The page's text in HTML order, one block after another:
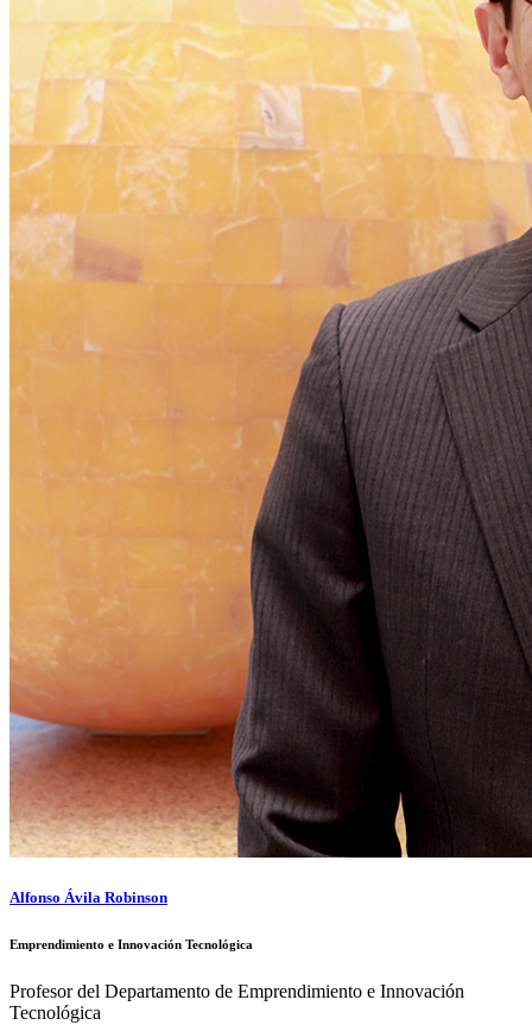
Alfonso Ávila Robinson
Emprendimiento e Innovación Tecnológica
Profesor del Departamento de Emprendimiento e Innovación
Tecnológica